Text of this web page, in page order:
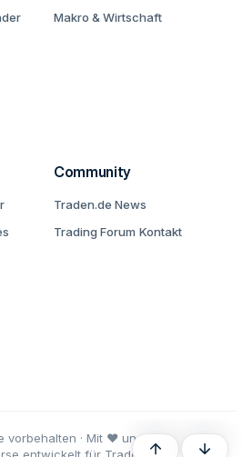
Makro & Wirtschaft
Community
Traden.de News
Trading Forum Kontakt
vorbehalten · Mit ♥ und
Oben Unten